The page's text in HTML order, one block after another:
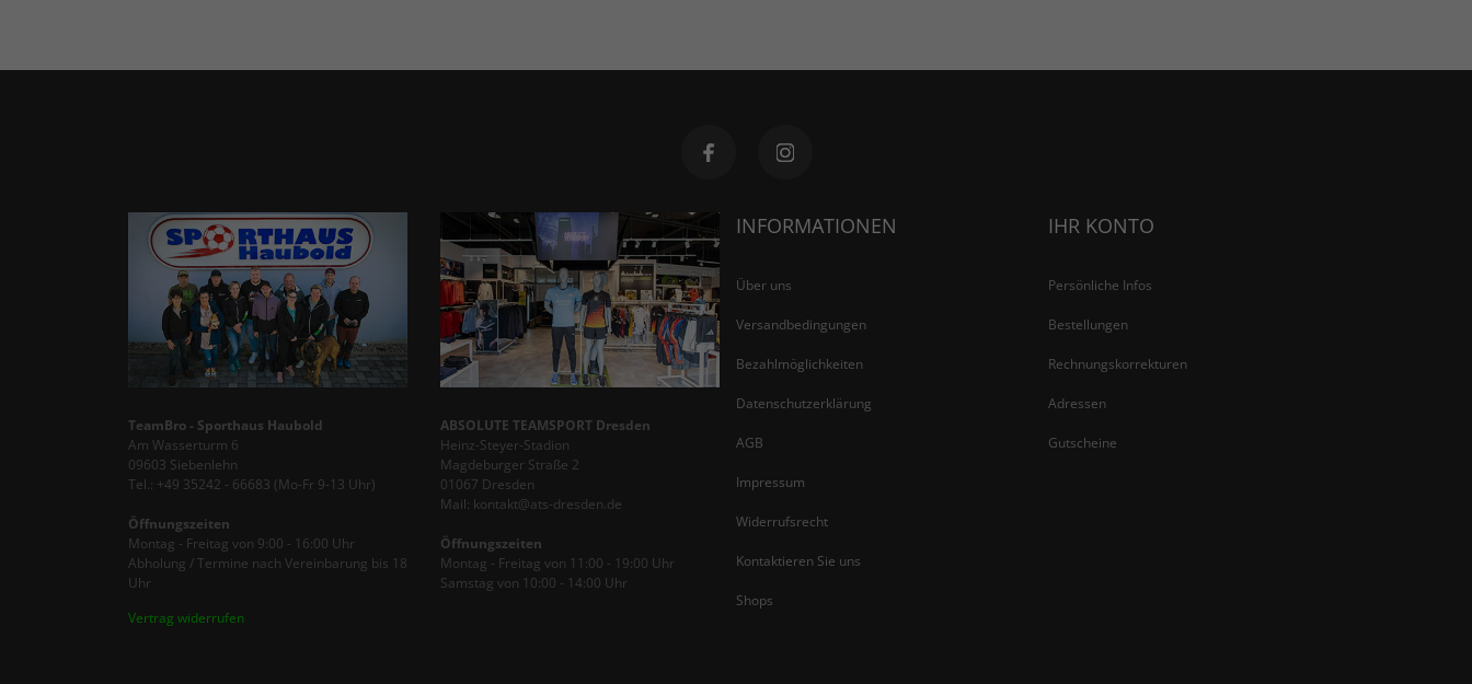
TeamBro - Sporthaus Haubold
Am Wasserturm 6
09603 Siebenlehn
Tel.: +49 35242 - 66683 (Mo-Fr 9-13 Uhr)
Öffnungszeiten
Montag - Freitag von 9:00 - 16:00 Uhr
Abholung / Termine nach Vereinbarung bis 18
Uhr
Vertrag widerrufen
ABSOLUTE TEAMSPORT Dresden
Heinz-Steyer-Stadion
Magdeburger Straße 2
01067 Dresden
Mail: kontakt@ats-dresden.de
Öffnungszeiten
Montag - Freitag von 11:00 - 19:00 Uhr
Samstag von 10:00 - 14:00 Uhr
INFORMATIONEN
Über uns
Versandbedingungen
Bezahlmöglichkeiten
Datenschutzerklärung
AGB
Impressum
Widerrufsrecht
Kontaktieren Sie uns
Shops
IHR KONTO
Persönliche Infos
Bestellungen
Rechnungskorrekturen
Adressen
Gutscheine